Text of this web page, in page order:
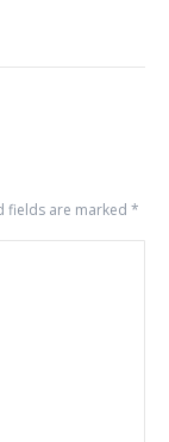
fields are marked *